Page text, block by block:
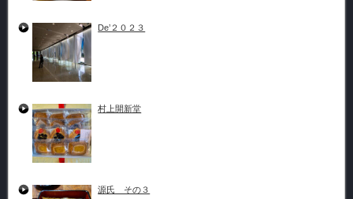
De’２０２３
村上開新堂
源氏 その３